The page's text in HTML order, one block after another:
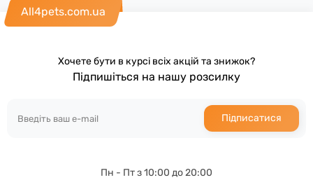
All4pets.com.ua
Хочете бути в курсі всіх акцій та знижок?
Підпишіться на нашу розсилку
Підписатися
Пн - Пт з 10:00 до 20:00